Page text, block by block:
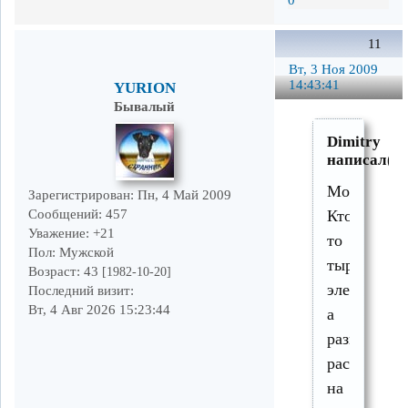
11
Вт, 3 Ноя 2009
14:43:41
YURION
Бывалый
Зарегистрирован: Пн, 4 Май 2009
Сообщений: 457
Уважение: +21
Пол: Мужской
Возраст: 43 [1982-10-20]
Последний визит:
Вт, 4 Авг 2026 15:23:44
Dimitry
Может.
Кто-
то
тырит
а
разницу
на